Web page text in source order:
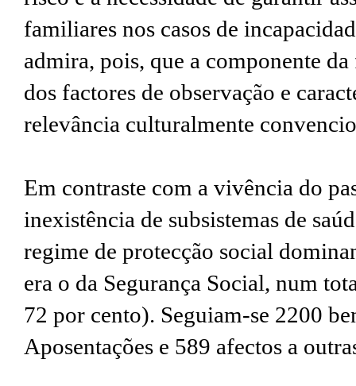
familiares nos casos de
admira, pois, que a componente
dos factores de observação e
relevância culturalmente
Em contraste com a vivência do
inexistência de subsistemas de
regime de protecção social
era o da Segurança Social, num
72 por cento). Seguiam-se 2200
Aposentações e 589 afectos a